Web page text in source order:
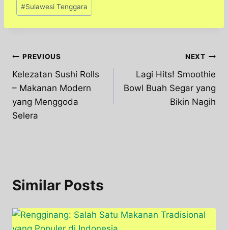
#Sulawesi Tenggara
Post
navigation
PREVIOUS
Kelezatan Sushi Rolls
– Makanan Modern
yang Menggoda
Selera
NEXT
Lagi Hits! Smoothie
Bowl Buah Segar yang
Bikin Nagih
Similar Posts